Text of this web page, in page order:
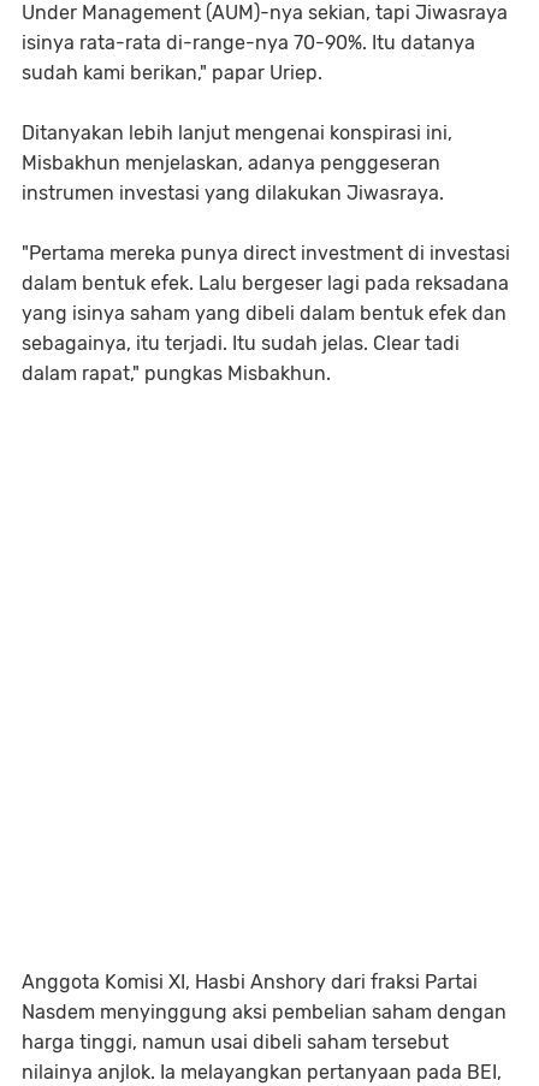
Under Management (AUM)-nya sekian, tapi Jiwasraya
isinya rata-rata di-range-nya 70-90%. Itu datanya
sudah kami berikan," papar Uriep.
Ditanyakan lebih lanjut mengenai konspirasi ini,
Misbakhun menjelaskan, adanya penggeseran
instrumen investasi yang dilakukan Jiwasraya.
"Pertama mereka punya direct investment di investasi
dalam bentuk efek. Lalu bergeser lagi pada reksadana
yang isinya saham yang dibeli dalam bentuk efek dan
sebagainya, itu terjadi. Itu sudah jelas. Clear tadi
dalam rapat," pungkas Misbakhun.
Anggota Komisi XI, Hasbi Anshory dari fraksi Partai
Nasdem menyinggung aksi pembelian saham dengan
harga tinggi, namun usai dibeli saham tersebut
nilainya anjlok. Ia melayangkan pertanyaan pada BEI,